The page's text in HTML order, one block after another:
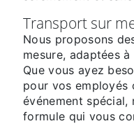
Transport sur
Nous proposons
mesure, adaptées
Que vous ayez
pour vos employés
événement spécial,
formule qui vous